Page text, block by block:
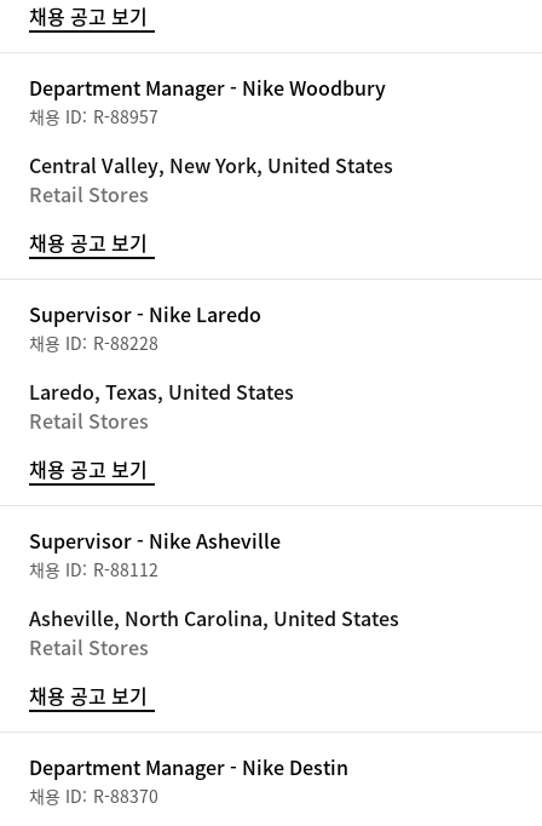
채용 공고 보기
Department Manager - Nike Woodbury
R-88957
Central Valley, New York, United States
Retail Stores
채용 공고 보기
Supervisor - Nike Laredo
R-88228
Laredo, Texas, United States
Retail Stores
채용 공고 보기
Supervisor - Nike Asheville
R-88112
Asheville, North Carolina, United States
Retail Stores
채용 공고 보기
Department Manager - Nike Destin
R-88370